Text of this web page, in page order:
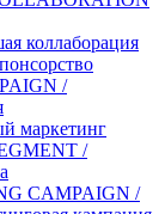
коллаборация
/
маркетинг
/
CAMPAIGN /